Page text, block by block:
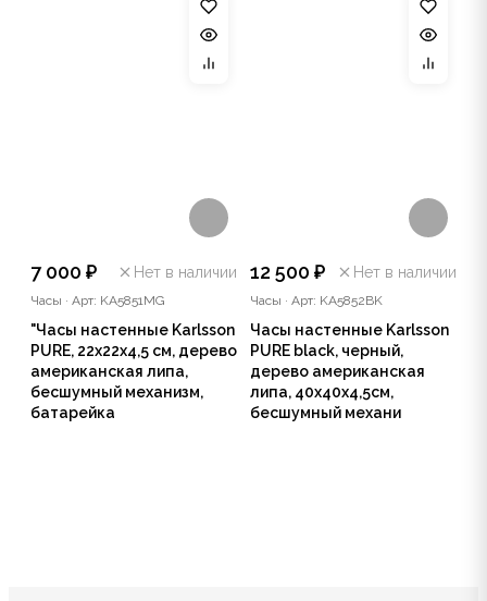
7 000 ₽ Нет в наличии
Часы · Арт: KA5851MG
"Часы настенные Karlsson
PURE, 22х22х4,5 см, дерево
американская липа,
бесшумный механизм,
батарейка
12 500 ₽ Нет в наличии
Часы · Арт: KA5852BK
Часы настенные Karlsson
PURE black, черный,
дерево американская
липа, 40х40х4,5см,
бесшумный механи